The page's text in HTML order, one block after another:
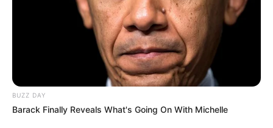
BUZZ DAY
Barack Finally Reveals What's Going On With Michelle